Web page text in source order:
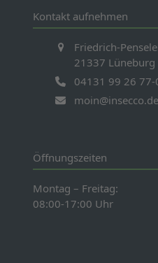
Kontakt aufnehmen
Friedrich-
21337 Lüneburg
04131 99 26 77-
moin@insecco.de
Öffnungszeiten
Montag – Freitag:
08:00-17:00 Uhr